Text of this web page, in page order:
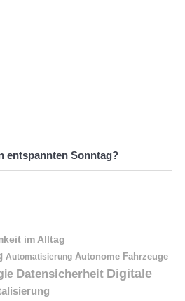
entspannten Sonntag?
im Alltag
Automatisierung Autonome Fahrzeuge
Datensicherheit Digitale